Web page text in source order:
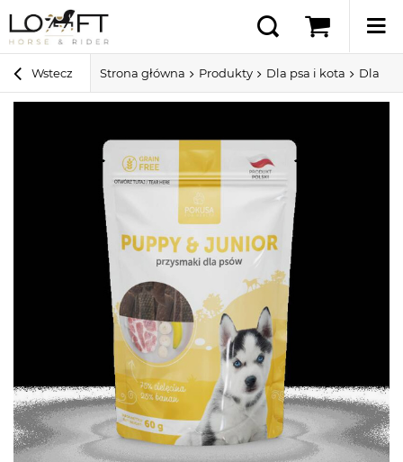
Wstecz Strona główna Produkty Dla psa i kota Dla